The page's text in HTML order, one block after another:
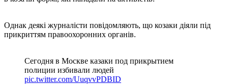
Однак деякі журналісти повідомляють, що козаки діяли під
прикриттям правоохоронних органів.
Сегодня в Москве казаки под прикрытием
полиции избивали людей
pic.twitter.com/UuqvvPDBID